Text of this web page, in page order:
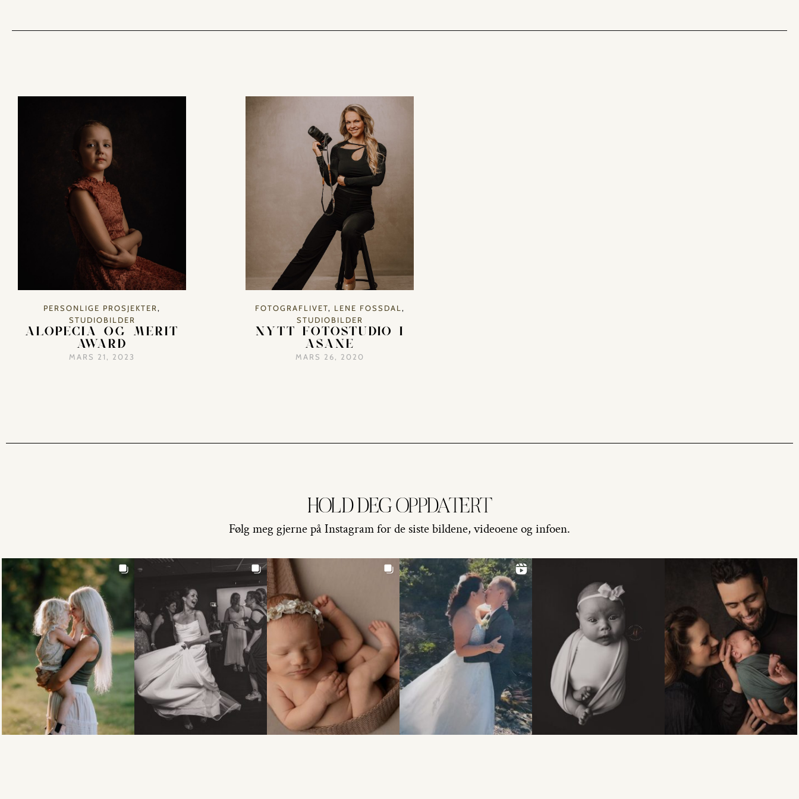
PERSONLIGE PROSJEKTER,
STUDIOBILDER
ALOPECIA OG MERIT
AWARD
MARS 21, 2023
FOTOGRAFLIVET, LENE FOSSDAL,
STUDIOBILDER
NYTT FOTOSTUDIO I
ÅSANE
MARS 26, 2020
HOLD DEG OPPDATERT
Følg meg gjerne på Instagram for de siste bildene, videoene og infoen.